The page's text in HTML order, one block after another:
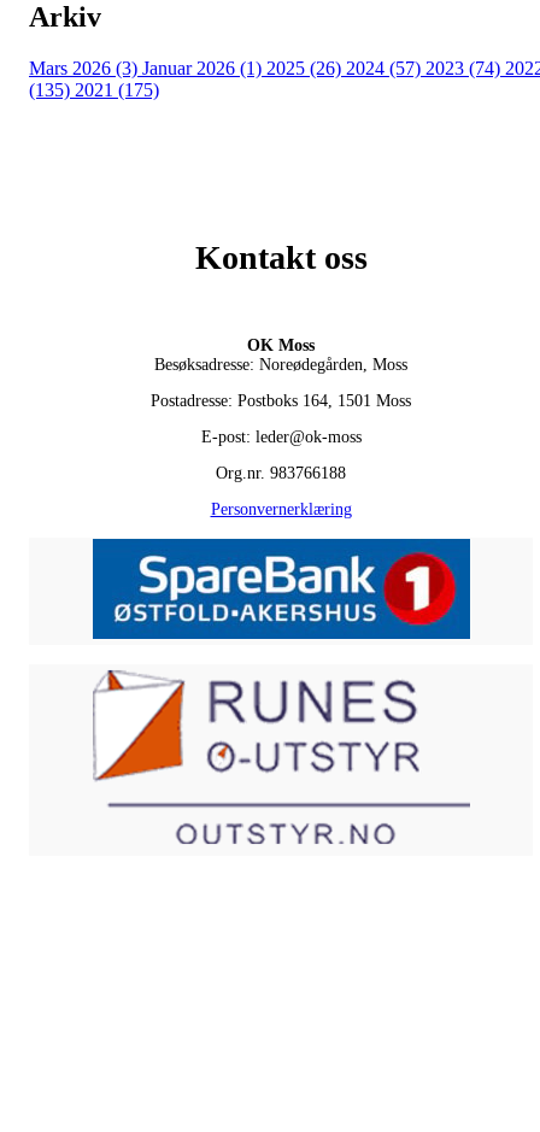
Arkiv
Mars 2026 (3) Januar 2026 (1) 2025 (26) 2024 (57) 2023 (74)
(135) 2021 (175)
Kontakt oss
OK Moss
Besøksadresse: Noreødegården, Moss
Postadresse: Postboks 164, 1501 Moss
E-post: leder@ok-moss
Org.nr. 983766188
Personvernerklæring